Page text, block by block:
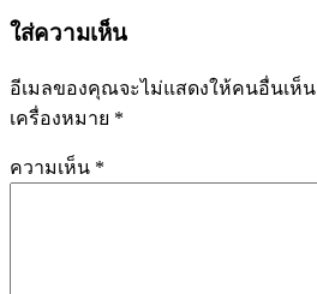
ใส่ความเห็น
อีเมลของคุณจะไม่แสดงให้คนอื่นเห็น
เครื่องหมาย *
ความเห็น *